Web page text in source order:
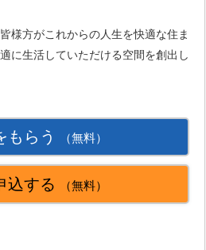
様方がこれからの人生を快適な住ま
に生活していただける空間を創出し
もらう （無料）
込する （無料）